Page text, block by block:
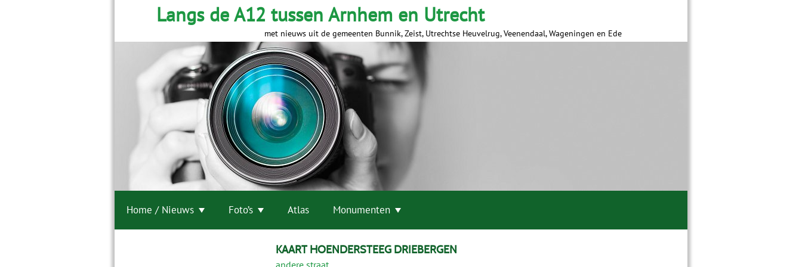
KAART HOENDERSTEEG DRIEBERGEN
andere straat
Langs de A12 tussen Arnhem en Utrecht
met nieuws uit de gemeenten Bunnik, Zeist, Utrechtse Heuvelrug, Veenendaal, Wageningen en Ede
Home / Nieuws Foto’s Atlas Monumenten